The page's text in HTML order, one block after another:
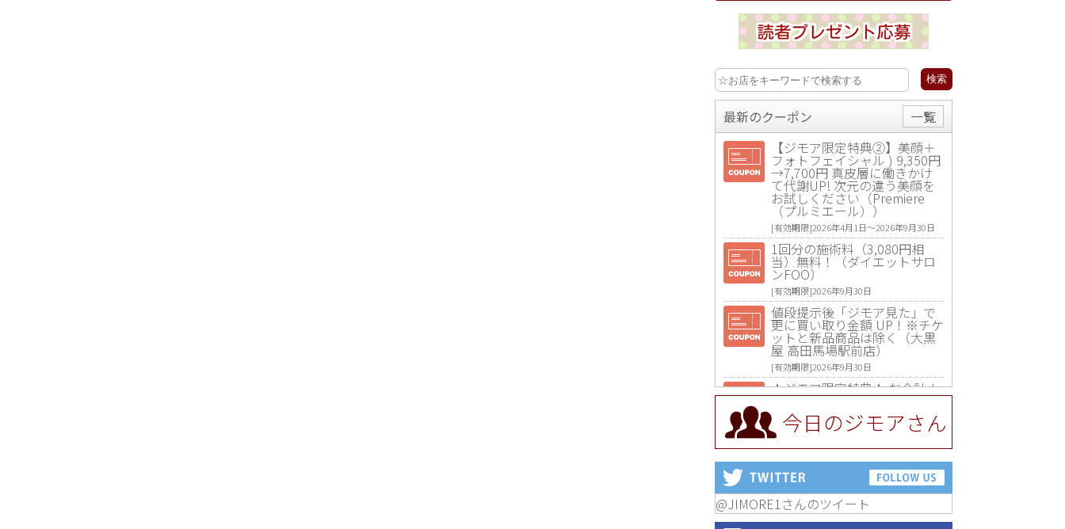
最新のクーポン
一覧
【ジモア限定特典②】美顔＋
フォトフェイシャル ) 9,350円
→7,700円 真皮層に働きかけ
て代謝UP! 次元の違う美顔を
お試しください（Premiere
（プルミエール））
[有効期限]2026年4月1日〜2026年9月30日
1回分の施術料（3,080円相
当）無料！（ダイエットサロ
ンFOO）
[有効期限]2026年9月30日
値段提示後「ジモア見た」で
更に買い取り金額 UP！※チケ
ットと新品商品は除く（大黒
屋 高田馬場駅前店）
[有効期限]2026年9月30日
★ジモア限定特典★ お会計よ
り全品5％OFF（ナチュラル＆
ハンドメイドショップ［マキ
マキ］）
[有効期限]2026年9月30日まで
【ジモア限定①】初回割引 特
価 VIO脱毛11,000円⇒8,800円
（メンズ専門ワックス脱毛サ
ロン Mickle（ミックル））
今日のジモアさん
@JIMORE1さんのツイート